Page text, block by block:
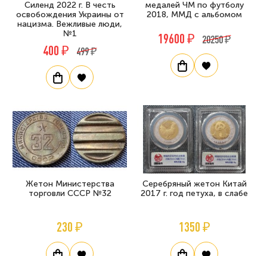
Силенд 2022 г. В честь
освобождения Украины от
нацизма. Вежливые люди,
№1
400 ₽ 499 ₽
медалей ЧМ по футболу
2018, ММД с альбомом
19600 ₽ 20250 ₽
Жетон Министерства
торговли СССР №32
230 ₽
Серебряный жетон Китай
2017 г. год петуха, в слабе
1350 ₽